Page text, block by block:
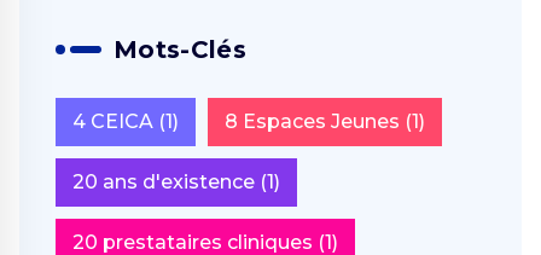
Mots-Clés
4 CEICA (1) 8 Espaces Jeunes (1)
20 ans d'existence (1)
20 prestataires cliniques (1)